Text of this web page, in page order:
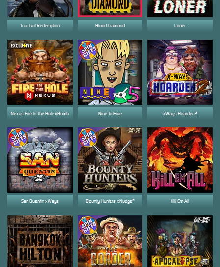
Kill Em All
Blood Diamond
Nexus Fire In The Hole xBomb
Loner
xWays Hoarder 2
Nine To Five
Bounty Hunters xNudge®
San Quentin xWays
True Grit Redemption